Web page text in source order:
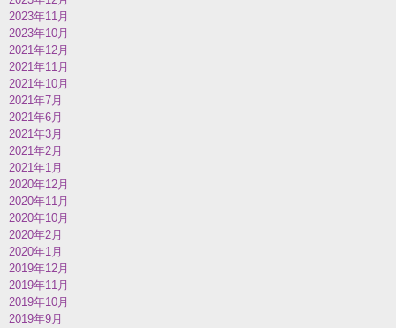
2023年11月
2023年10月
2021年12月
2021年11月
2021年10月
2021年7月
2021年6月
2021年3月
2021年2月
2021年1月
2020年12月
2020年11月
2020年10月
2020年2月
2020年1月
2019年12月
2019年11月
2019年10月
2019年9月